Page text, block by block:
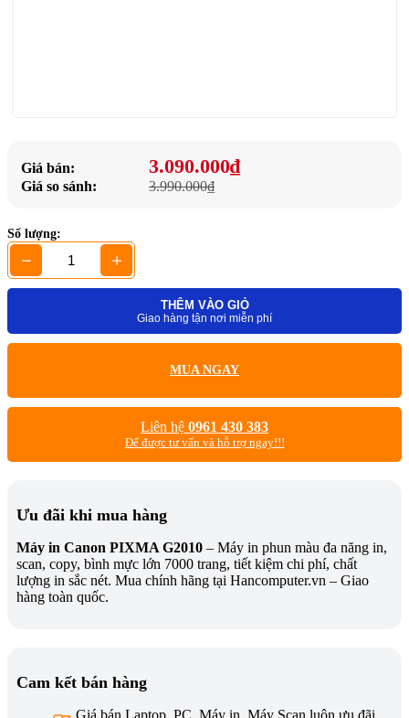
Giá bán: 3.090.000₫
Giá so sánh: 3.990.000₫
Số lượng:
THÊM VÀO GIỎ
Giao hàng tận nơi miễn phí
MUA NGAY
Liên hệ 0961 430 383
Để được tư vấn và hỗ trợ ngay!!!
Ưu đãi khi mua hàng
Máy in Canon PIXMA G2010 – Máy in phun màu đa năng in,
scan, copy, bình mực lớn 7000 trang, tiết kiệm chi phí, chất
lượng in sắc nét. Mua chính hãng tại Hancomputer.vn – Giao
hàng toàn quốc.
Cam kết bán hàng
Giá bán Laptop, PC, Máy in, Máy Scan luôn ưu đãi